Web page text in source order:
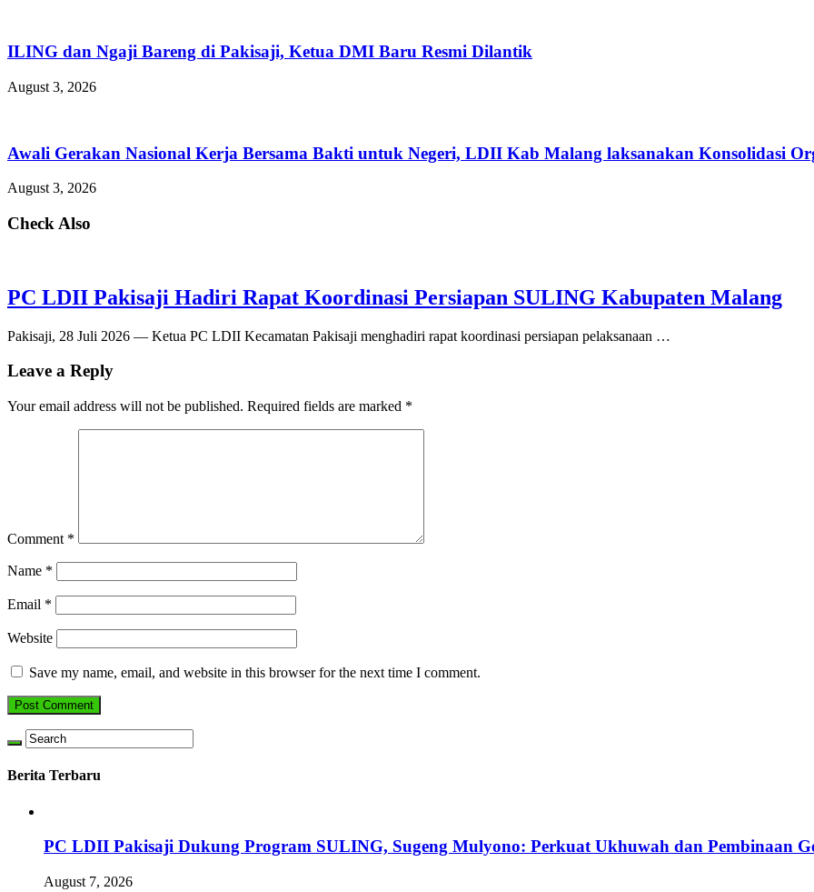
ILING dan Ngaji Bareng di Pakisaji, Ketua DMI Baru Resmi Dilantik
August 3, 2026
Awali Gerakan Nasional Kerja Bersama Bakti untuk Negeri, LDII Kab Malang laksanakan Konsolidasi
August 3, 2026
Check Also
PC LDII Pakisaji Hadiri Rapat Koordinasi Persiapan SULING Kabupaten Malang
Pakisaji, 28 Juli 2026 — Ketua PC LDII Kecamatan Pakisaji menghadiri rapat koordinasi persiapan pelaksanaan …
Leave a Reply
Your email address will not be published. Required fields are marked *
Comment *
Name *
Email *
Website
Save my name, email, and website in this browser for the next time I comment.
Berita Terbaru
PC LDII Pakisaji Dukung Program SULING, Sugeng Mulyono: Perkuat Ukhuwah dan Pembinaan
August 7, 2026